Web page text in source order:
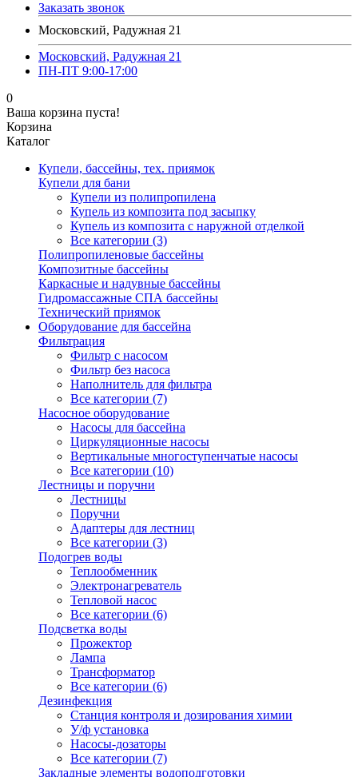
Заказать звонок
Московский, Радужная 21
Московский, Радужная 21
ПН-ПТ 9:00-17:00
0
Ваша корзина пуста!
Корзина
Каталог
Купели, бассейны, тех. приямок
Купели для бани
Купели из полипропилена
Купель из композита под засыпку
Купель из композита с наружной отделкой
Все категории (3)
Полипропиленовые бассейны
Композитные бассейны
Каркасные и надувные бассейны
Гидромассажные СПА бассейны
Технический приямок
Оборудование для бассейна
Фильтрация
Фильтр с насосом
Фильтр без насоса
Наполнитель для фильтра
Все категории (7)
Насосное оборудование
Насосы для бассейна
Циркуляционные насосы
Вертикальные многоступенчатые насосы
Все категории (10)
Лестницы и поручни
Лестницы
Поручни
Адаптеры для лестниц
Все категории (3)
Подогрев воды
Теплообменник
Электронагреватель
Тепловой насос
Все категории (6)
Подсветка воды
Прожектор
Лампа
Трансформатор
Все категории (6)
Дезинфекция
Станция контроля и дозирования химии
У/ф установка
Насосы-дозаторы
Все категории (7)
Закладные элементы водоподготовки